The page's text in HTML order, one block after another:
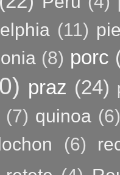
(11)
(8) porc
praz (24)
(7) quinoa
(6)